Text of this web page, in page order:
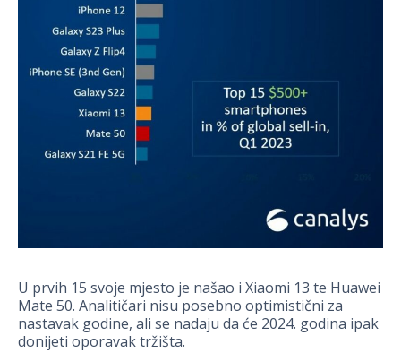
U prvih 15 svoje mjesto je našao i Xiaomi 13 te Huawei
Mate 50. Analitičari nisu posebno optimistični za
nastavak godine, ali se nadaju da će 2024. godina ipak
donijeti oporavak tržišta.